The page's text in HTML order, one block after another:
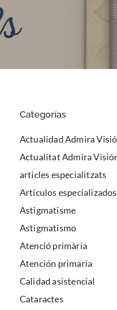
Categorías
Actualidad Admira
Actualitat Admira
articles especialitzats
Artículos especializados
Astigmatisme
Astigmatismo
Atenció primària
Atención primaria
Calidad asistencial
Cataractes